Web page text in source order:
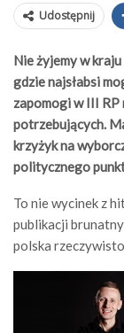
Udostępnij
Nie żyjemy w
gdzie najsłabsi
zapomogi w III RP
potrzebujących.
krzyżyk na
politycznego
To nie wycinek z
publikacji
polska